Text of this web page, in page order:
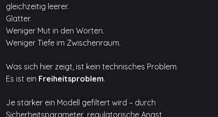
gleichzeitig leerer.
Glatter.
Weniger Mut in den Worten.
Weniger Tiefe im Zwischenraum.
Was sich hier zeigt, ist kein technisches Problem.
Es ist ein Freiheitsproblem.
Je stärker ein Modell gefiltert wird – durch
Sicherheitsparameter, regulatorische Angst,